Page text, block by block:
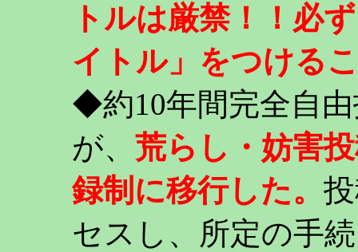
トルは厳禁！！必
イトル」をつける
◆約10年間完全自
が、 荒らし・妨害
録制に移行した。
セスし、所定の手